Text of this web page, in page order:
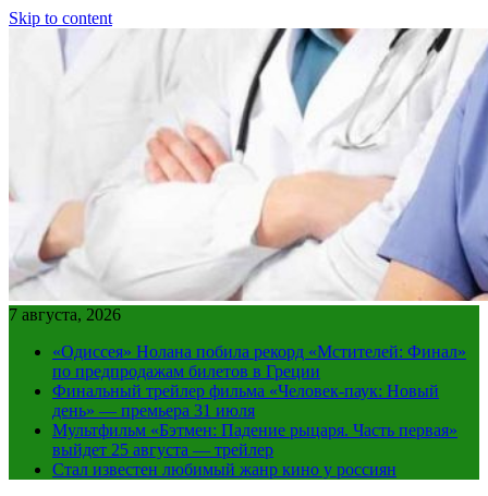
Skip to content
7 августа, 2026
«Одиссея» Нолана побила рекорд «Мстителей: Финал»
по предпродажам билетов в Греции
Финальный трейлер фильма «Человек-паук: Новый
день» — премьера 31 июля
Мультфильм «Бэтмен: Падение рыцаря. Часть первая»
выйдет 25 августа — трейлер
Стал известен любимый жанр кино у россиян